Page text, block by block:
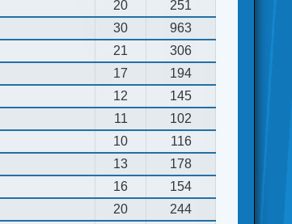
20
251
30
963
21
306
17
194
12
145
11
102
10
116
13
178
16
154
20
244